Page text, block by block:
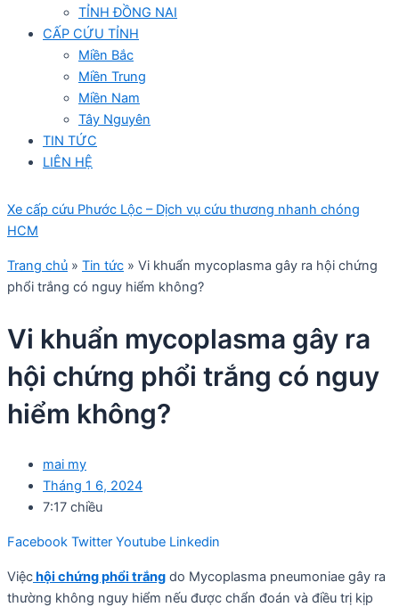
TỈNH ĐỒNG NAI
CẤP CỨU TỈNH
Miền Bắc
Miền Trung
Miền Nam
Tây Nguyên
TIN TỨC
LIÊN HỆ
Xe cấp cứu Phước Lộc – Dịch vụ cứu thương nhanh chóng
HCM
Trang chủ » Tin tức » Vi khuẩn mycoplasma gây ra hội chứng
phổi trắng có nguy hiểm không?
Vi khuẩn mycoplasma gây ra
hội chứng phổi trắng có nguy
hiểm không?
mai my
Tháng 1 6, 2024
7:17 chiều
Facebook Twitter Youtube Linkedin
Việchội chứng phổi trắng do Mycoplasma pneumoniae gây ra
thường không nguy hiểm nếu được chẩn đoán và điều trị kịp